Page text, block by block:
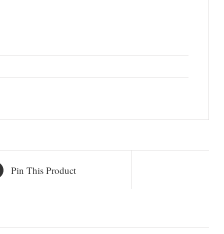
Pin This Product